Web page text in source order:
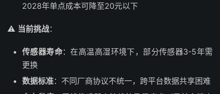
2028年单点成本可降至20元以下
⚠️ 当前挑战：
传感器寿命：在高温高湿环境下，部分传感器3-5年需
更换
数据标准：不同厂商协议不统一，跨平台数据共享困难